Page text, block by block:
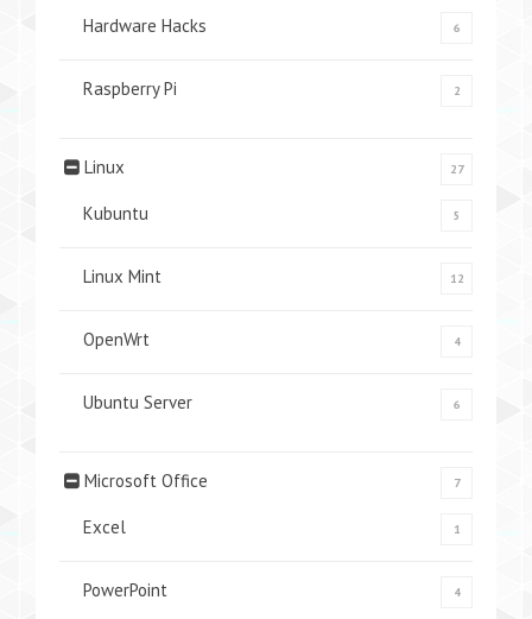
Hardware Hacks 6
Raspberry Pi 2
Linux 27
Kubuntu 5
Linux Mint 12
OpenWrt 4
Ubuntu Server 6
Microsoft Office 7
Excel 1
PowerPoint 4